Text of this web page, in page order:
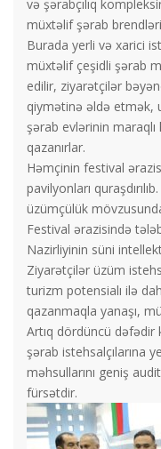
və şərabçılıq
müxtəlif şərab
Burada yerli və xarici
müxtəlif çeşidli şərab
edilir, ziyarətçilər
qiymətinə əldə etmək,
şərab evlərinin
qazanırlar.
Həmçinin festival
pavilyonları
üzümçülük
Festival ərazisində
Nazirliyinin süni
Ziyarətçilər üzüm
turizm potensialı ilə
qazanmaqla yanaşı,
Artıq dördüncü dəfədir
şərab istehsalçılarına
məhsullarını geniş
fürsətdir.